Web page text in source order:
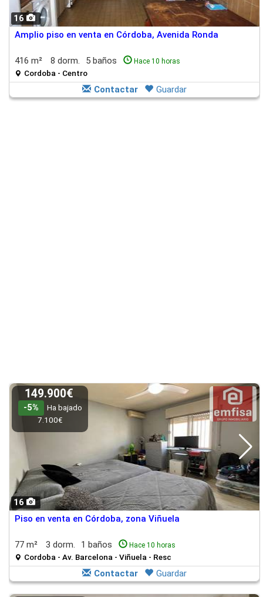
16
Amplio piso en venta en Córdoba, Avenida Ronda
416 m² 8 dorm. 5 baños Hace 10 horas
Cordoba - Centro
Contactar Guardar
16
149.900€
-5%
Ha bajado
7.100€
Piso en venta en Córdoba, zona Viñuela
77 m² 3 dorm. 1 baños Hace 10 horas
Cordoba - Av. Barcelona - Viñuela - Resc
Contactar Guardar